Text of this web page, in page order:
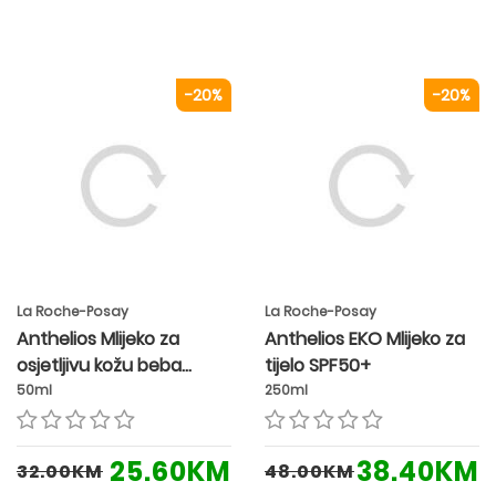
-20%
La Roche-Posay
Anthelios Mlijeko za
osjetljivu kožu beba
SPF50+
50ml
32.00KM 25.60KM
-20%
La Roche-Posay
Anthelios EKO Mlijeko za
tijelo SPF50+
250ml
48.00KM38.40KM